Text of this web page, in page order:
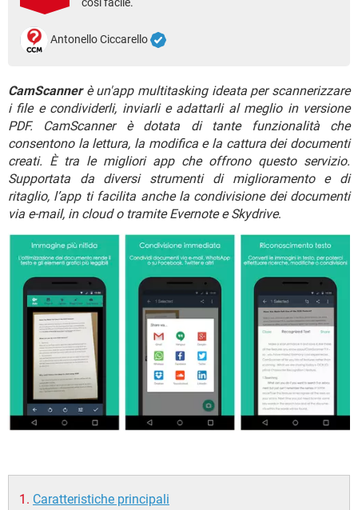
TIKTOK
HARDWARE
Antonello Ciccarello
CamScannerè un'app multitasking ideata per scannerizzare
i file e condividerli, inviarli e adattarli al meglio in versione
PDF. CamScanner è dotata di tante funzionalità che
consentono la lettura, la modifica e la cattura dei documenti
creati. È tra le migliori app che offrono questo servizio.
Supportata da diversi strumenti di miglioramento e di
ritaglio, l’app ti facilita anche la condivisione dei documenti
via e-mail, in cloud o tramite Evernote e Skydrive.
Caratteristiche principali